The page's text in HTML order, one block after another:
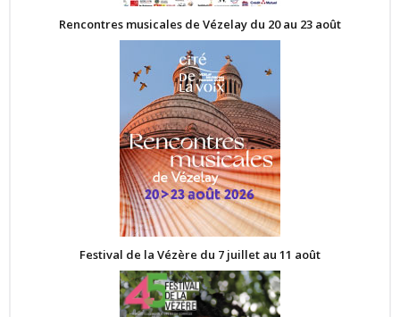
Rencontres musicales de Vézelay du 20 au 23 août
Festival de la Vézère du 7 juillet au 11 août